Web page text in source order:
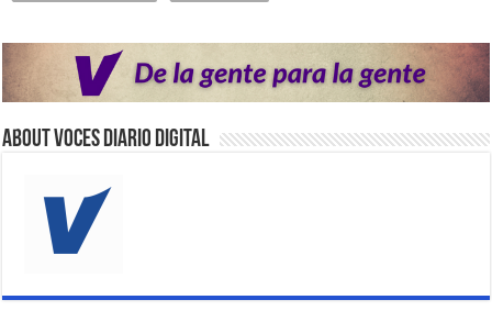
About VOCES Diario digital